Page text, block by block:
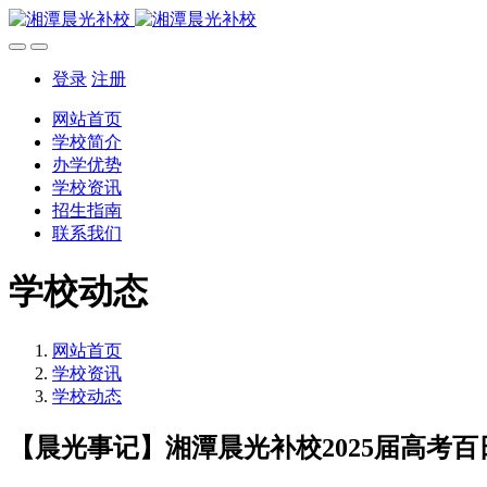
登录 注册
网站首页
学校简介
办学优势
学校资讯
招生指南
联系我们
学校动态
网站首页
学校资讯
学校动态
【晨光事记】湘潭晨光补校2025届高考